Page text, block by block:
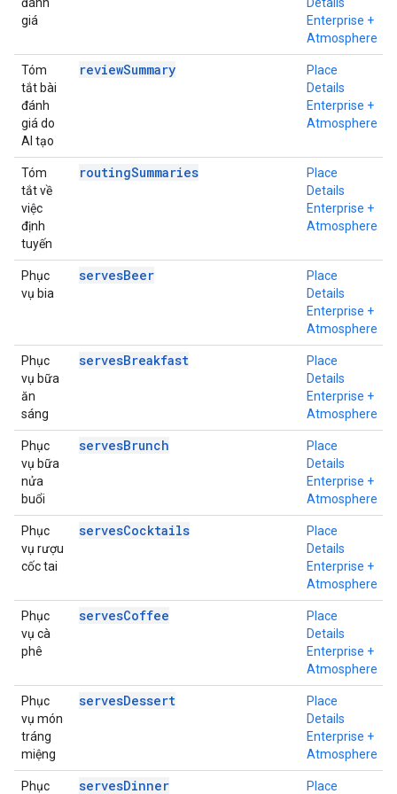
giá
Enterprise +
Atmosphere
Tóm
tắt bài
đánh
giá do
AI tạo
reviewSummary
Place
Details
Enterprise +
Atmosphere
Tóm
tắt về
việc
định
tuyến
routingSummaries
Place
Details
Enterprise +
Atmosphere
Phục
vụ bia
servesBeer
Place
Details
Enterprise +
Atmosphere
Phục
vụ bữa
ăn
sáng
servesBreakfast
Place
Details
Enterprise +
Atmosphere
Phục
vụ bữa
nửa
buổi
servesBrunch
Place
Details
Enterprise +
Atmosphere
Phục
vụ rượu
cốc tai
servesCocktails
Place
Details
Enterprise +
Atmosphere
Phục
vụ cà
phê
servesCoffee
Place
Details
Enterprise +
Atmosphere
Phục
vụ món
tráng
miệng
servesDessert
Place
Details
Enterprise +
Atmosphere
Phục servesDinner Place